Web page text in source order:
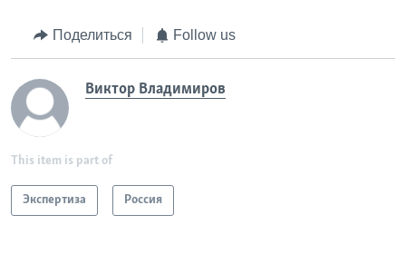
Поделиться Follow us
Виктор Владимиров
This item is part of
Экспертиза Россия